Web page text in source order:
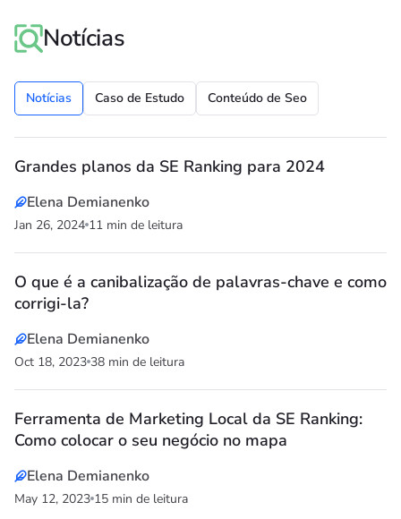
Notícias
Notícias Caso de Estudo Conteúdo de Seo
Grandes planos da SE Ranking para 2024
Elena Demianenko
Jan 26, 2024 11 min de leitura
O que é a canibalização de palavras-chave e como
corrigi-la?
Elena Demianenko
Oct 18, 2023 38 min de leitura
Ferramenta de Marketing Local da SE Ranking:
Como colocar o seu negócio no mapa
Elena Demianenko
May 12, 2023 15 min de leitura